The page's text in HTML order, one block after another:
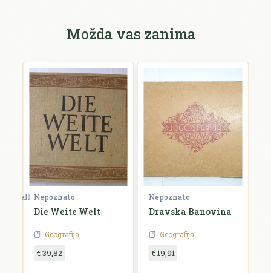
Možda vas zanima
Cassas Louis-Francois | Lavallée Joseph
Nepoznato
Die Weite Welt
Geografija
€ 39,82
Nepoznato
Dravska Banovina
Geografija
€ 19,91